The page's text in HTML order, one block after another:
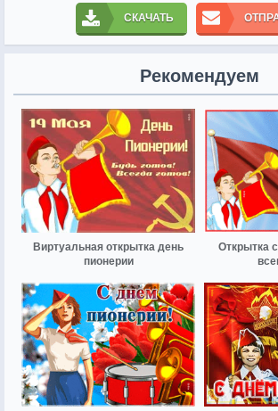
СКАЧАТЬ
Рекомендуем
Виртуальная открытка день
пионерии
Открытка